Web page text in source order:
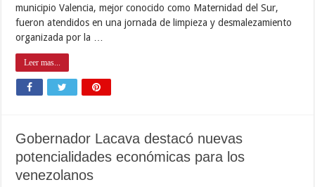
municipio Valencia, mejor conocido como Maternidad del Sur,
fueron atendidos en una jornada de limpieza y desmalezamiento
organizada por la …
Leer mas...
Gobernador Lacava destacó nuevas
potencialidades económicas para los
venezolanos